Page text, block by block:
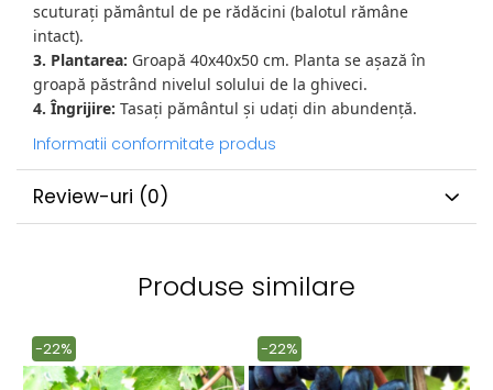
scuturați pământul de pe rădăcini (balotul rămâne
intact).
3. Plantarea: Groapă 40x40x50 cm. Planta se așază în
groapă păstrând nivelul solului de la ghiveci.
4. Îngrijire: Tasați pământul și udați din abundență.
Informatii conformitate produs
Review-uri (0)
Produse similare
-22% -22%